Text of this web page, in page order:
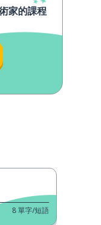
家的課程
8單字/短語